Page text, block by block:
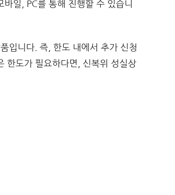
일, PC를 통해 진행할 수 있습니
입니다. 즉, 한도 내에서 추가 신청
한도가 필요하다면, 신복위 성실상